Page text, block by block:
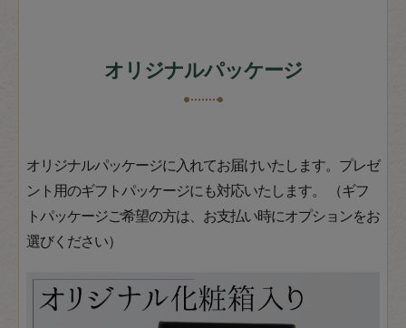
オリジナルパッケージ
オリジナルパッケージに入れてお届けいたします。プレゼ
ント用のギフトパッケージにも対応いたします。 （ギフ
トパッケージご希望の方は、お支払い時にオプションをお
選びください）